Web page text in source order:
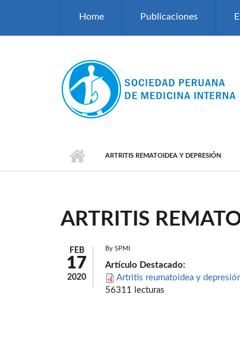
Home Publicaciones
ARTRITIS REMATOIDEA Y DEPRESIÓN
ARTRITIS
FEB
17
2020
By SPMI
Artículo Destacado:
Artritis reumatoidea y
56311 lecturas